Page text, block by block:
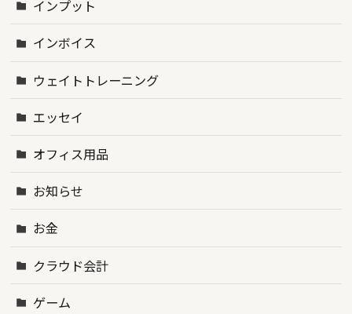
インプット
インボイス
ウェイトトレーニング
エッセイ
オフィス用品
お知らせ
お金
クラウド会計
ゲーム